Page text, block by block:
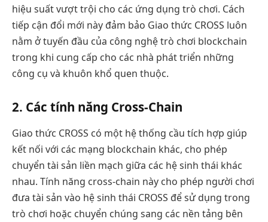
hiệu suất vượt trội cho các ứng dụng trò chơi. Cách
tiếp cận đổi mới này đảm bảo Giao thức CROSS luôn
nằm ở tuyến đầu của công nghệ trò chơi blockchain
trong khi cung cấp cho các nhà phát triển những
công cụ và khuôn khổ quen thuộc.
2. Các tính năng Cross-Chain
Giao thức CROSS có một hệ thống cầu tích hợp giúp
kết nối với các mạng blockchain khác, cho phép
chuyển tài sản liền mạch giữa các hệ sinh thái khác
nhau. Tính năng cross-chain này cho phép người chơi
đưa tài sản vào hệ sinh thái CROSS để sử dụng trong
trò chơi hoặc chuyển chúng sang các nền tảng bên